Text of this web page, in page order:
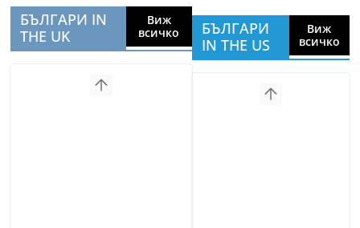
БЪЛГАРИ IN
THE UK
Виж
всичко
БЪЛГАРИ
IN THE US
Виж
всичко